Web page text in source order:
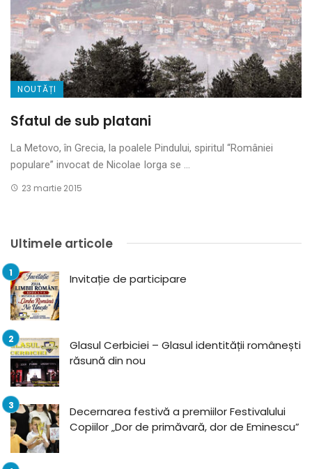
NOUTĂȚI
Sfatul de sub platani
La Metovo, în Grecia, la poalele Pindului, spiritul “României
populare” invocat de Nicolae Iorga se ...
23 martie 2015
Ultimele articole
Invitație de participare
Glasul Cerbiciei – Glasul identității românești
răsună din nou
Decernarea festivă a premiilor Festivalului
Copiilor „Dor de primăvară, dor de Eminescu”